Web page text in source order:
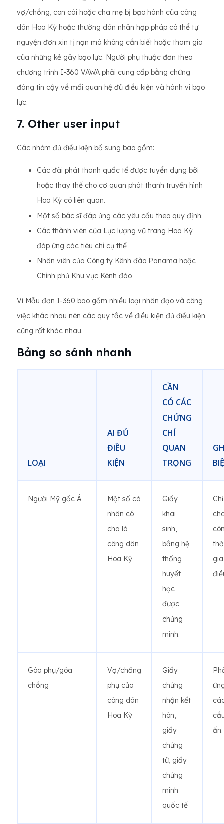
vợ/chồng, con cái hoặc cha mẹ bị bạo hành của công
dân Hoa Kỳ hoặc thường dân nhân hợp pháp có thể tự
nguyện đơn xin tị nạn mà không cần biết hoặc tham gia
của những kẻ gây bạo lực. Người phụ thuộc đơn theo
chương trình I-360 VAWA phải cung cấp bằng chứng
đáng tin cậy về mối quan hệ đủ điều kiện và hành vi bạo
lực.
7. Other user input
Các nhóm đủ điều kiện bổ sung bao gồm:
Các đài phát thanh quốc tế được tuyển dụng bởi
hoặc thay thế cho cơ quan phát thanh truyền hình
Hoa Kỳ có liên quan.
Một số bác sĩ đáp ứng các yêu cầu theo quy định.
Các thành viên của Lực lượng vũ trang Hoa Kỳ
đáp ứng các tiêu chí cụ thể
Nhân viên của Công ty Kênh đào Panama hoặc
Chính phủ Khu vực Kênh đào
Vì Mẫu đơn I-360 bao gồm nhiều loại nhân đạo và công
việc khác nhau nên các quy tắc về điều kiện đủ điều kiện
cũng rất khác nhau.
Bảng so sánh nhanh
LOẠI
AI ĐỦ
ĐIỀU
KIỆN
CẦN
CÓ CÁC
CHỨNG
CHỈ
QUAN
TRỌNG
Người Mỹ gốc Á
Một số cá
nhân có
cha là
công dân
Hoa Kỳ
Giấy
khai
sinh,
bằng hệ
thống
huyết
học
được
chứng
minh.
Góa phụ/góa
chồng
Vợ/chồng
phụ của
công dân
Hoa Kỳ
Giấy
chứng
nhận kết
hôn,
giấy
chứng
tử, giấy
chứng
minh
quốc tế
ấn.